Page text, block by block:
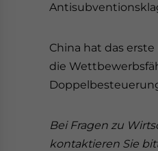
China hat das
die
Bei Fragen zu
kontaktieren Sie